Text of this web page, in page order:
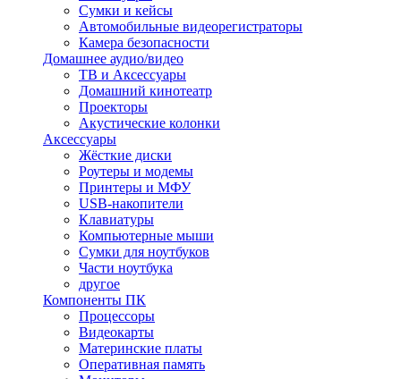
Сумки и кейсы
Автомобильные видеорегистраторы
Камера безопасности
Домашнее аудио/видео
ТВ и Аксессуары
Домашний кинотеатр
Проекторы
Акустические колонки
Аксессуары
Жёсткие диски
Роутеры и модемы
Принтеры и МФУ
USB-накопители
Клавиатуры
Компьютерные мыши
Сумки для ноутбуков
Части ноутбука
другое
Компоненты ПК
Процессоры
Видеокарты
Материнские платы
Оперативная память